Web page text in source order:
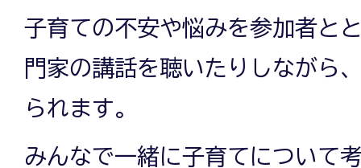
子育ての不安や悩みを参加者と
門家の講話を聴いたりしながら
られます。
みんなで一緒に子育てについて